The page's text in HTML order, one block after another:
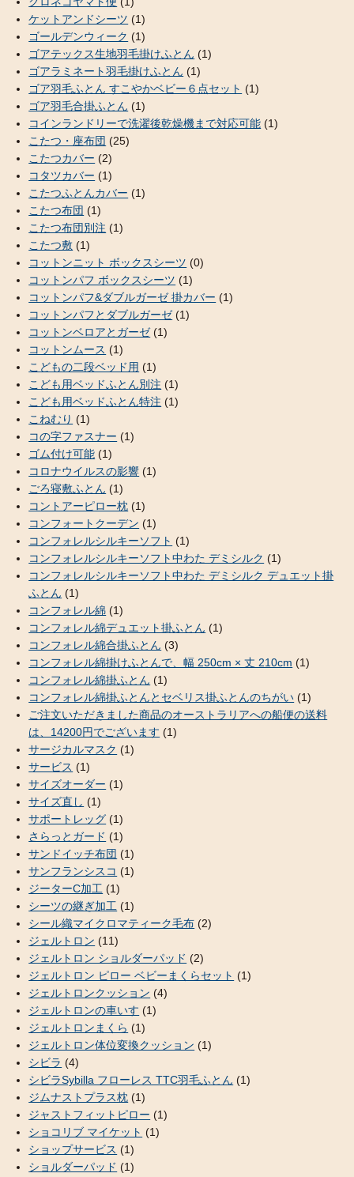
ケットアンドシーツ (1)
ゴールデンウィーク (1)
ゴアテックス生地羽毛掛けふとん (1)
ゴアラミネート羽毛掛けふとん (1)
ゴア羽毛ふとん すこやかベビー６点セット (1)
ゴア羽毛合掛ふとん (1)
コインランドリーで洗濯後乾燥機まで対応可能 (1)
こたつ・座布団 (25)
こたつカバー (2)
コタツカバー (1)
こたつふとんカバー (1)
こたつ布団 (1)
こたつ布団別注 (1)
こたつ敷 (1)
コットンニット ボックスシーツ (0)
コットンパフ ボックスシーツ (1)
コットンパフ&ダブルガーゼ 掛カバー (1)
コットンパフとダブルガーゼ(1)
コットンベロアとガーゼ(1)
コットンムース (1)
こどもの二段ベッド用 (1)
こども用ベッドふとん別注 (1)
こども用ベッドふとん特注 (1)
こねむり (1)
コの字ファスナー (1)
ゴム付け可能 (1)
コロナウイルスの影響 (1)
ごろ寝敷ふとん (1)
コントアーピロー枕 (1)
コンフォートクーデン (1)
コンフォレルシルキーソフト (1)
コンフォレルシルキーソフト中わた デミシルク (1)
コンフォレルシルキーソフト中わた デミシルク デュエット掛
ふとん (1)
コンフォレル綿 (1)
コンフォレル綿デュエット掛ふとん (1)
コンフォレル綿合掛ふとん (3)
コンフォレル綿掛けふとんで、幅 250cm × 丈 210cm (1)
コンフォレル綿掛ふとん (1)
コンフォレル綿掛ふとんとセベリス掛ふとんのちがい (1)
ご注文いただきました商品のオーストラリアへの船便の送料
は、14200円でございます (1)
サージカルマスク (1)
サービス (1)
サイズオーダー (1)
サイズ直し (1)
サポートレッグ (1)
さらっとガード (1)
サンドイッチ布団 (1)
サンフランシスコ (1)
ジーターC加工 (1)
シーツの継ぎ加工 (1)
シール織マイクロマティーク毛布 (2)
ジェルトロン (11)
ジェルトロン ショルダーパッド (2)
ジェルトロン ピロー ベビーまくらセット (1)
ジェルトロンクッション (4)
ジェルトロンの車いす (1)
ジェルトロンまくら (1)
ジェルトロン体位変換クッション (1)
シビラ (4)
シビラSybilla フローレス TTC羽毛ふとん (1)
ジムナストプラス枕 (1)
ジャストフィットピロー (1)
ショコリブ マイケット (1)
ショップサービス (1)
ショルダーパッド (1)